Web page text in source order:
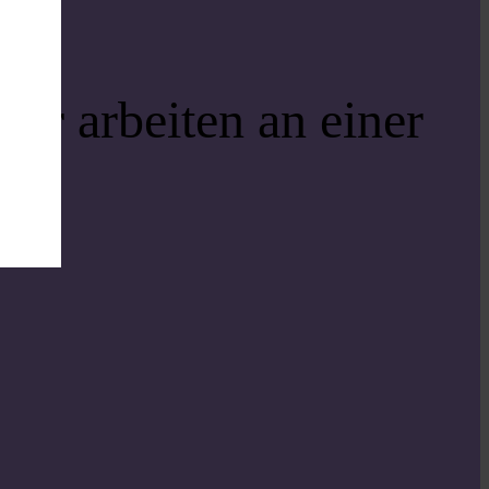
arbeiten an einer